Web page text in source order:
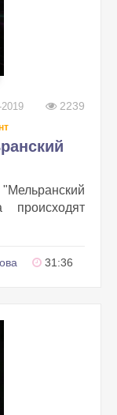
2239
происходят
31:36